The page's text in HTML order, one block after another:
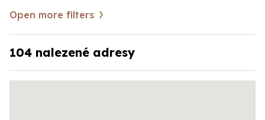
Open more filters
104 nalezené adresy